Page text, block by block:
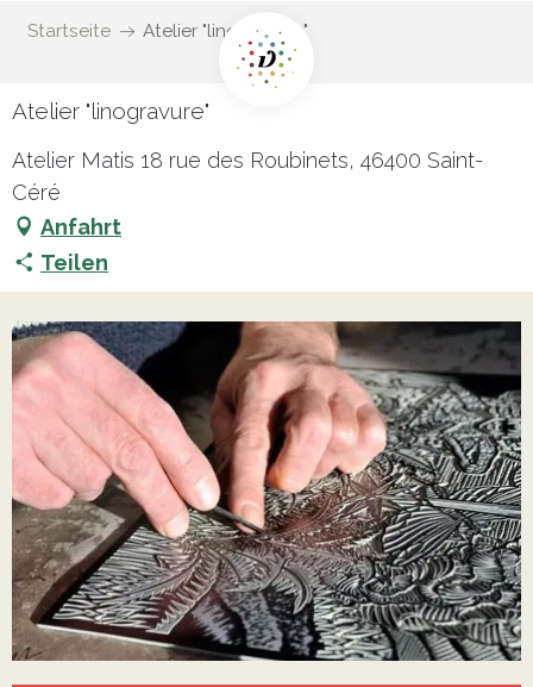
Startseite Atelier "linogravure"
Atelier "linogravure"
Atelier Matis 18 rue des Roubinets, 46400 Saint-
Céré
Anfahrt
Teilen